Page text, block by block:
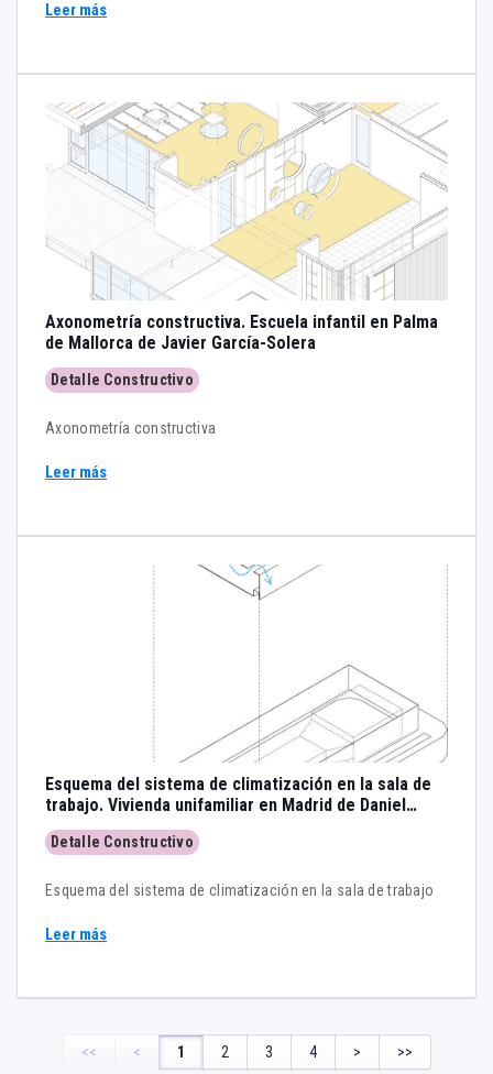
Leer más
Axonometría constructiva. Escuela infantil en Palma
de Mallorca de Javier García-Solera
Detalle Constructivo
Axonometría constructiva
Leer más
Esquema del sistema de climatización en la sala de
trabajo. Vivienda unifamiliar en Madrid de Daniel
Gómez-Valcárcel
Detalle Constructivo
Esquema del sistema de climatización en la sala de trabajo
Leer más
<< < 1 2 3 4 > >>